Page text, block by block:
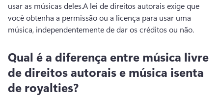
usar as músicas deles.A lei de direitos autorais exige que
você obtenha a permissão ou a licença para usar uma
música, independentemente de dar os créditos ou não.
Qual é a diferença entre música livre
de direitos autorais e música isenta
de royalties?